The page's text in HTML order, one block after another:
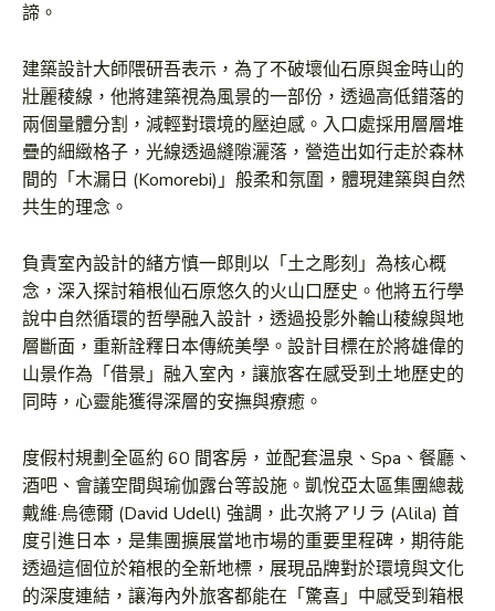
諦。
建築設計大師隈研吾表示，為了不破壞仙石原與金時山的
壯麗稜線，他將建築視為風景的一部份，透過高低錯落的
兩個量體分割，減輕對環境的壓迫感。入口處採用層層堆
疊的細緻格子，光線透過縫隙灑落，營造出如行走於森林
間的「木漏日 (Komorebi)」般柔和氛圍，體現建築與自然
共生的理念。
負責室內設計的緒方慎一郎則以「土之彫刻」為核心概
念，深入探討箱根仙石原悠久的火山口歷史。他將五行學
說中自然循環的哲學融入設計，透過投影外輪山稜線與地
層斷面，重新詮釋日本傳統美學。設計目標在於將雄偉的
山景作為「借景」融入室內，讓旅客在感受到土地歷史的
同時，心靈能獲得深層的安撫與療癒。
度假村規劃全區約 60 間客房，並配套温泉、Spa、餐廳、
酒吧、會議空間與瑜伽露台等設施。凱悅亞太區集團總裁
戴維·烏德爾 (David Udell) 強調，此次將アリラ (Alila) 首
度引進日本，是集團擴展當地市場的重要里程碑，期待能
透過這個位於箱根的全新地標，展現品牌對於環境與文化
的深度連結，讓海內外旅客都能在「驚喜」中感受到箱根